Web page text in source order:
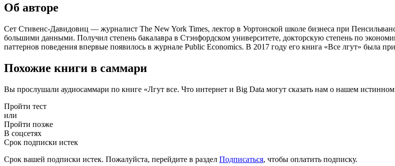
Об авторе
Cет Стивенс-Давидовиц — журналист The New York Times, лектор в Уортонской школе бизнеса при
большими данными. Получил степень бакалавра в Стэнфордском университете, докторскую степень по
паттернов поведения впервые появилось в журнале Public Economics. В 2017 году его книга «Все лгут» была
Похожие книги в саммари
Вы прослушали аудиосаммари по книге «Лгут все. Что интернет и Big Data могут сказать нам о нашем
Пройти тест
или
Пройти позже
В соцсетях
Срок подписки истек
Срок вашей подписки истек. Пожалуйста, перейдите в раздел Подписаться, чтобы оплатить подписку.